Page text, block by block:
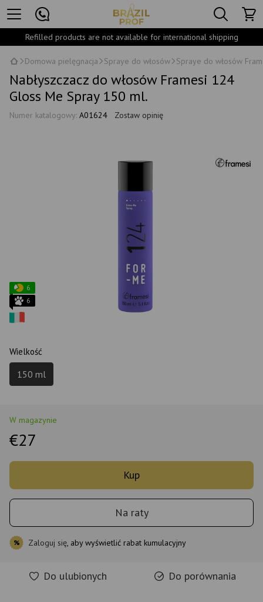
Refilled products are not available for international shipping
Domowa pielęgnacja Spraye do włosów Spraye do włosów
Nabłyszczacz do włosów Framesi 124
Gloss Me Spray 150 ml.
Numer katalogowy: A01624 Zostaw opinię
6
6
Wielkość
150 ml
W magazynie
€27
Kup
Na raty
% Zaloguj się , aby wyświetlić rabat kumulacyjny
Do ulubionych Do porównania